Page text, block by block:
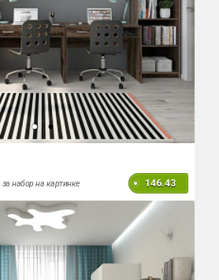
за набор на картинке 146.43